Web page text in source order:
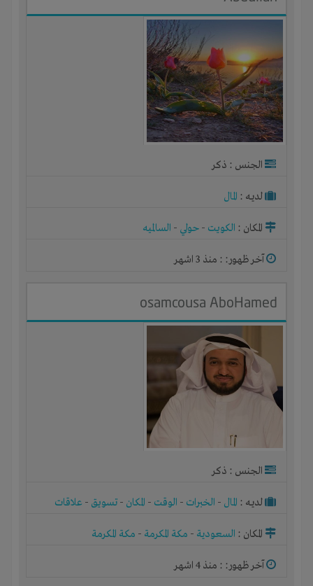
الجنس : ذكر
لديـه : المال
المكان : الكويت - حولي - السالميه
آخر ظهور: : منذ 3 اشهر
osamcousa AboHamed
الجنس : ذكر
لديـه : المال - الخبرات - الوقت - المكان - تسويق - علاقات
المكان : السعودية - مكة المكرمة - مكة المكرمة
آخر ظهور: : منذ 4 اشهر